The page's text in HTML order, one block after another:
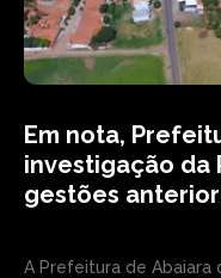
Em nota,
investigação da
gestões
A Prefeitura de Abaiara